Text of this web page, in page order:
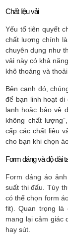
Chất liệu vải
Yếu tố tiên quyết
chất lượng chính
chuyên dụng như
vải này có khả
khô thoáng và
Bên cạnh đó,
để bạn linh hoạt
lạnh hoặc bảo vệ
không chất lượng”,
cấp các chất liệu
cho bạn khi chọn
Form dáng và độ dài
Form dáng áo
suất thi đấu. Tùy
có thể chọn form
fit). Quan trọng là
mang lại cảm giác
hay sút.